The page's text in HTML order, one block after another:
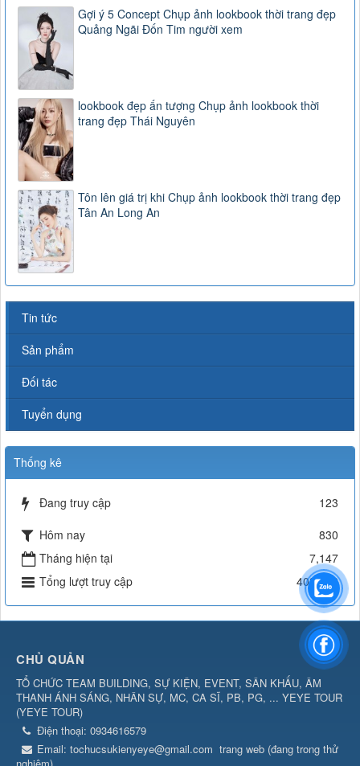
Gợi ý 5 Concept Chụp ảnh lookbook thời trang đẹp
Quảng Ngãi Đốn Tim người xem
lookbook đẹp ấn tượng Chụp ảnh lookbook thời
trang đẹp Thái Nguyên
Tôn lên giá trị khi Chụp ảnh lookbook thời trang đẹp
Tân An Long An
Tin tức
Sản phẩm
Đối tác
Tuyển dụng
Thống kê
Đang truy cập
123
Hôm nay
830
Tháng hiện tại
7,147
Tổng lượt truy cập
403,232
CHỦ QUẢN
TỔ CHỨC TEAM BUILDING, SỰ KIỆN, EVENT, SÂN KHẤU, ÂM
THANH ÁNH SÁNG, NHÂN SỰ, MC, CA SĨ, PB, PG, ... YEYE TOUR
(YEYE TOUR)
Điện thoại: 0934616579
Email: tochucsukienyeye@gmail.com trang web (đang trong thử